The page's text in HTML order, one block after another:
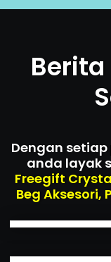
Berita
Dengan
anda layak
Freegift
Beg Aksesori,